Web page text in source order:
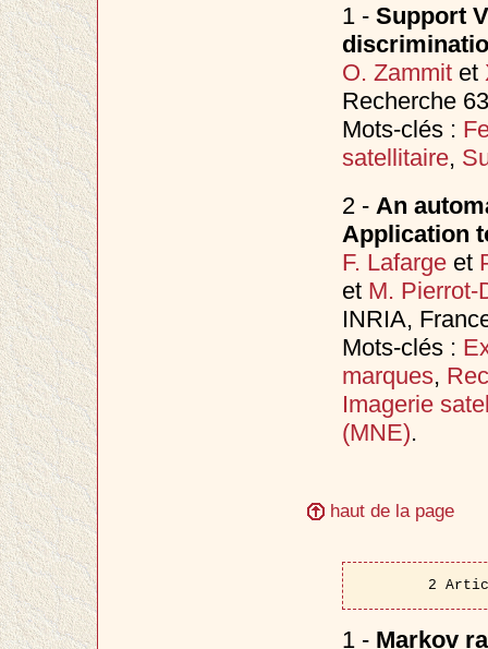
1 - Support
O. Zammitet
Recherche
Mots-clés :
satellitaire,
2 - An
Application
F. Lafargeet
et M. Pierrot-
INRIA,
Mots-clés :
marques,
Imagerie
(MNE).
haut de la page
2
1 - Markov